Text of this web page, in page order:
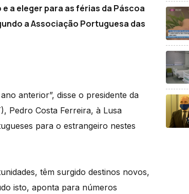
a eleger para as férias da Páscoa
a Associação Portuguesa das
anterior”, disse o presidente da
Pedro Costa Ferreira, à Lusa
para o estrangeiro nestes
têm surgido destinos novos,
isto, aponta para números